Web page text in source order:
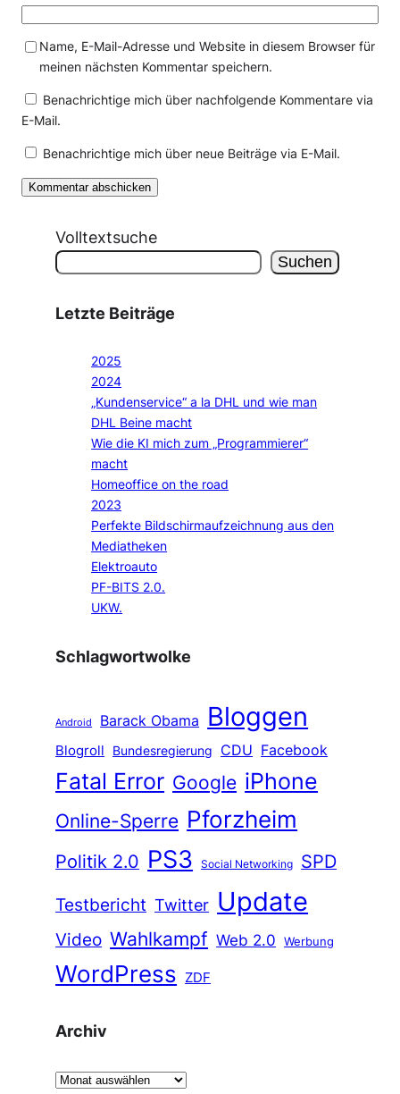
Name, E-Mail-Adresse und Website in diesem Browser für
meinen nächsten Kommentar speichern.
Benachrichtige mich über nachfolgende Kommentare via
E-Mail.
Benachrichtige mich über neue Beiträge via E-Mail.
Volltextsuche
Suchen
Letzte Beiträge
2025
2024
„Kundenservice“ a la DHL und wie man
DHL Beine macht
Wie die KI mich zum „Programmierer“
macht
Homeoffice on the road
2023
Perfekte Bildschirmaufzeichnung aus den
Mediatheken
Elektroauto
PF-BITS 2.0.
UKW.
Schlagwortwolke
Android Barack Obama Bloggen
Blogroll Bundesregierung CDU Facebook
Fatal Error Google iPhone
Online-Sperre Pforzheim
Politik 2.0 PS3 Social Networking
SPD
Testbericht Twitter Update
Video Wahlkampf Web 2.0 Werbung
WordPress ZDF
Archiv
A